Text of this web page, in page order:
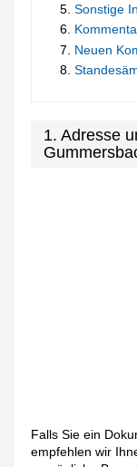
Sonstige
Neuen
1. Adresse
Falls Sie ein
empfehlen wir